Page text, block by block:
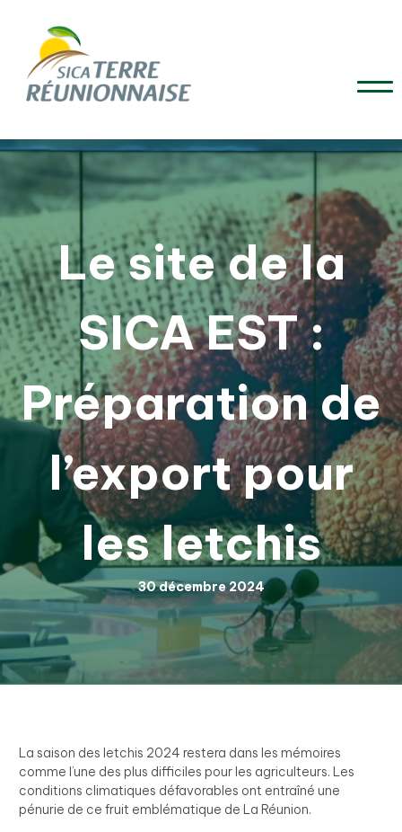
Le site de la
SICA EST :
Préparation de
l’export pour
les letchis
30 décembre 2024
La saison des letchis 2024 restera dans les mémoires
comme l’une des plus difficiles pour les agriculteurs. Les
conditions climatiques défavorables ont entraîné une
pénurie de ce fruit emblématique de La Réunion.